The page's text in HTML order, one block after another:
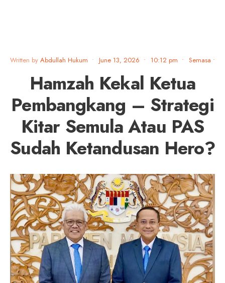
Written by Abdullah Hukum • June 13, 2026 • 10:12 pm • Semasa •
Hamzah Kekal Ketua
Pembangkang – Strategi
Kitar Semula Atau PAS
Sudah Ketandusan Hero?